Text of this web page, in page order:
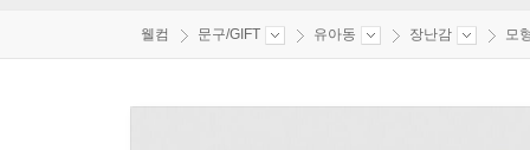
웰컴 문구/GIFT 유아동 장난감 모